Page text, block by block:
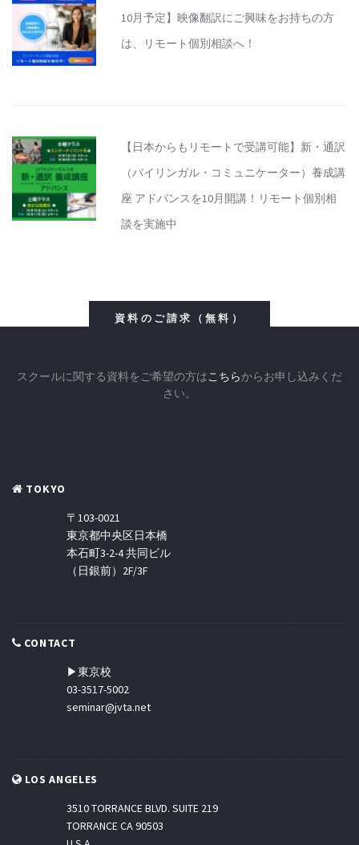
10月予定】映像翻訳にご興味をお持ちの方
は、リモート個別相談へ！
【日本からもリモートで受講可能】新・通訳
（バイリンガル・コミュニケーター）養成講
座 アドバンスを10月開講！リモート個別相
談を実施中
資料のご請求（無料）
スクールに関する資料をご希望の方はこちらからお申し込みくだ
さい。
TOKYO
〒103-0021
東京都中央区日本橋
本石町3-2-4 共同ビル
（日銀前）2F/3F
CONTACT
▶東京校
03-3517-5002
seminar@jvta.net
LOS ANGELES
3510 TORRANCE BLVD. SUITE 219
TORRANCE CA 90503